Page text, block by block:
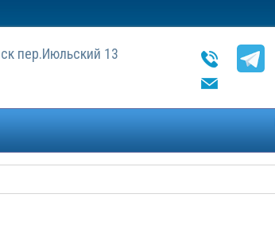
пер.Июльский 13